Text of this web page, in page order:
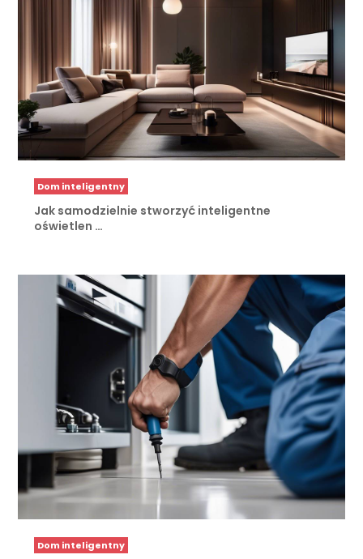
Dom inteligentny
Jak samodzielnie stworzyć inteligentne
oświetlen …
Dom inteligentny